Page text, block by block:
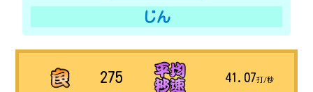
じん
275 41.07打/秒